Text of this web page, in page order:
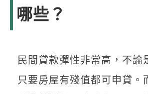
哪些？
民間貸款彈性非常高，不論
只要房屋有殘值都可申貸。